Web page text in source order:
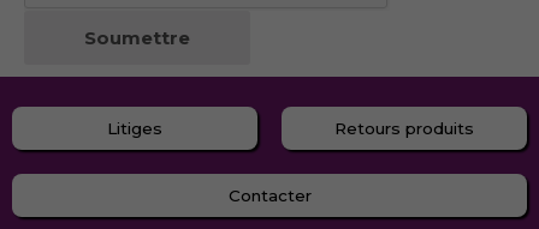
Litiges Retours produits
Contacter